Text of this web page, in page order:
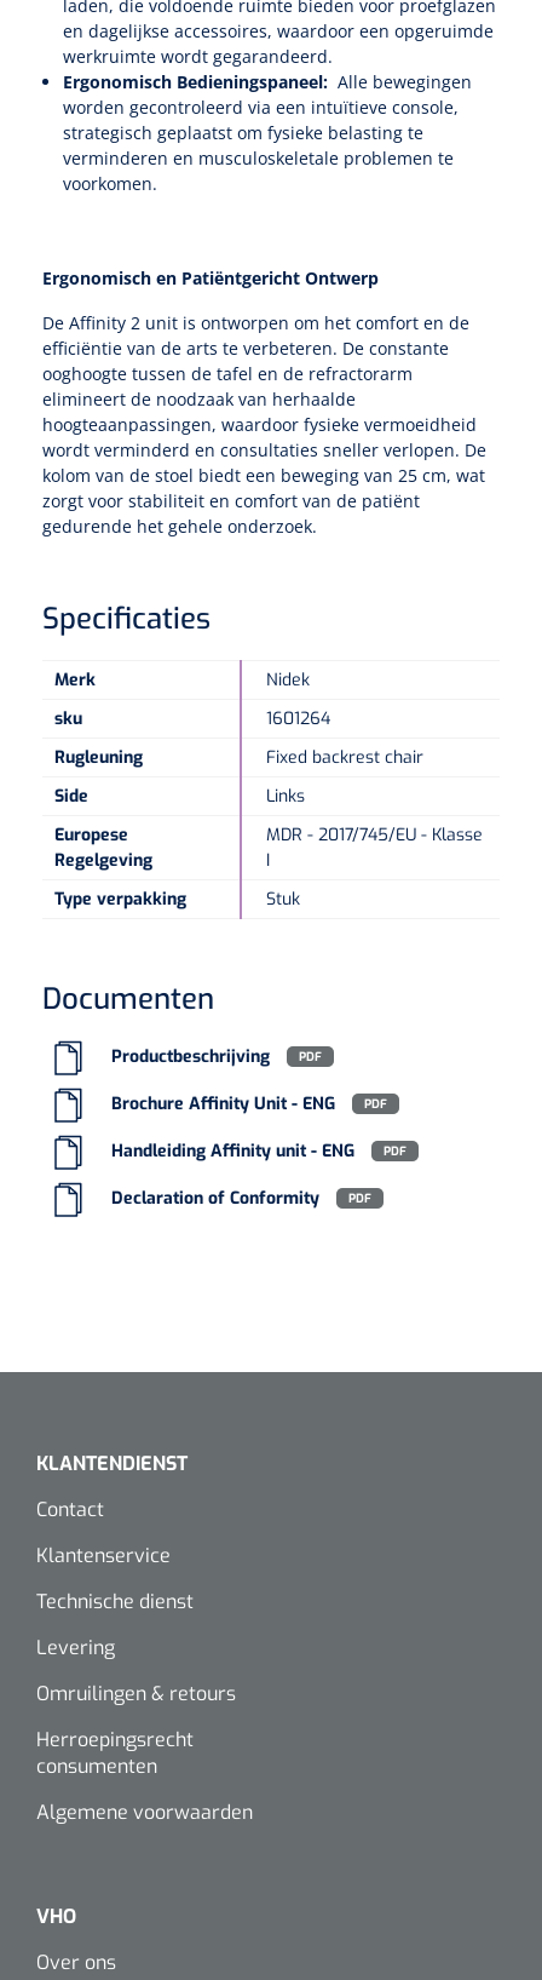
laden, die voldoende ruimte bieden voor proefglazen
en dagelijkse accessoires, waardoor een opgeruimde
werkruimte wordt gegarandeerd.
Ergonomisch Bedieningspaneel: Alle bewegingen
worden gecontroleerd via een intuïtieve console,
strategisch geplaatst om fysieke belasting te
verminderen en musculoskeletale problemen te
voorkomen.
Ergonomisch en Patiëntgericht Ontwerp
De Affinity 2 unit is ontworpen om het comfort en de
efficiëntie van de arts te verbeteren. De constante
ooghoogte tussen de tafel en de refractorarm
elimineert de noodzaak van herhaalde
hoogteaanpassingen, waardoor fysieke vermoeidheid
wordt verminderd en consultaties sneller verlopen. De
kolom van de stoel biedt een beweging van 25 cm, wat
zorgt voor stabiliteit en comfort van de patiënt
gedurende het gehele onderzoek.
Specificaties
Merk
Nidek
sku
1601264
Rugleuning
Fixed backrest chair
Side
Links
Europese
Regelgeving
MDR - 2017/745/EU - Klasse
I
Type verpakking
Stuk
Documenten
Productbeschrijving PDF
Brochure Affinity Unit - ENG PDF
Handleiding Affinity unit - ENG PDF
Declaration of Conformity PDF
KLANTENDIENST
Contact
Klantenservice
Technische dienst
Levering
Omruilingen & retours
Herroepingsrecht
consumenten
Algemene voorwaarden
VHO
Over ons